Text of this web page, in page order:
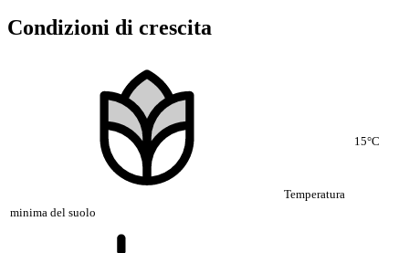
Condizioni di crescita
Temperatura
minima del suolo
15°C